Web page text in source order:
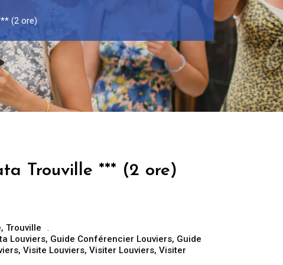
(2 ore)
Trouville *** (2 ore)
, Trouville
Louviers, Guide Conférencier Louviers, Guide
, Visite Louviers, Visiter Louviers, Visiter